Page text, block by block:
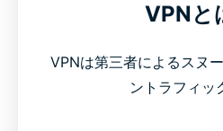
VPNと
VPNは第三者によるスヌ
ントラフィッ